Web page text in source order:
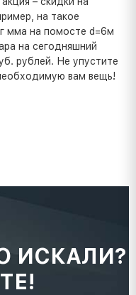
на такое
мма на помосте d=6м
на сегодняшний
рублей. Не упустите
вам вещь!
ИСКАЛИ?